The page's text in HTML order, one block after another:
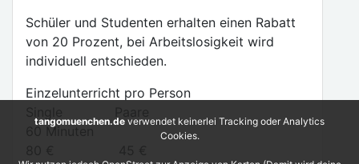
Schüler und Studenten erhalten einen Rabatt
von 20 Prozent, bei Arbeitslosigkeit wird
individuell entschieden.
Einzelunterricht pro Person
60 Minuten
tangomuenchen.de verwendet keinerlei Tracking oder Analytics
Cookies.